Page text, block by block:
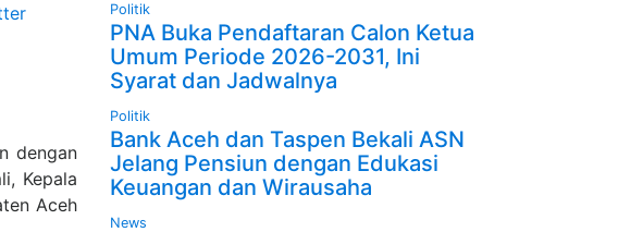
dengan
Kepala
Aceh
Politik
PNA Buka Pendaftaran Calon Ketua
Umum Periode 2026-2031, Ini
Syarat dan Jadwalnya
Politik
Bank Aceh dan Taspen Bekali ASN
Jelang Pensiun dengan Edukasi
Keuangan dan Wirausaha
News